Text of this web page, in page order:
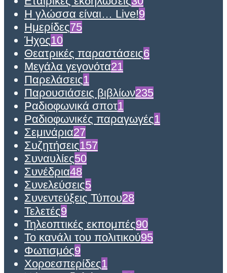
Η γλώσσα είναι… Live!9
Ημερίδες75
Ήχος10
Θεατρικές παραστάσεις6
Μεγάλα γεγονότα21
Παρελάσεις1
Παρουσιάσεις βιβλίων235
Ραδιοφωνικά σποτ1
Ραδιοφωνικές παραγωγές1
Σεμινάρια27
Συζητήσεις157
Συναυλίες50
Συνέδρια48
Συνελεύσεις5
Συνεντεύξεις Τύπου28
Τελετές9
Τηλεοπτικές εκπομπές90
Το κανάλι του πολιτικού95
Φωτισμός9
Χοροεσπερίδες1